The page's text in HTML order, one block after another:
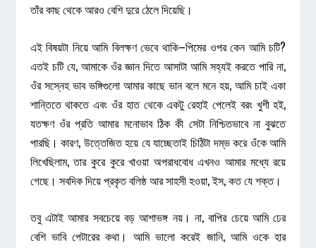
তাঁর কাছ থেকে আরও বেশি দুরে ঠেলে দিয়েছি।
এই বিষয়টা নিয়ে আমি বিলক্ষণ ভেবে থাকি–পিমের ওপর কেন আমি চটি?
এতই চটি যে, আমাকে ওঁর জ্ঞান দিতে আসাটা আমি সহ্যই করতে পারি না,
ওঁর সস্নেহ ভাব ভঙ্গিগুলো আমার কাছে ভান বলে মনে হয়, আমি চাই একা
শান্তিতে থাকতে এবং ওঁর হাত থেকে একটু রেহাই পেলেই বরং খুশী হই,
যতক্ষণ ওঁর প্রতি আমার মনোভাব ঠিক কী সেটা নিশ্চিতভাবে না বুঝতে
পারছি। কারণ, উত্তেজিত হয়ে যে যাচ্ছেতাই চিঠিটা দম্ভ করে ওঁকে আমি
লিখেছিলাম, তার কুরে কুরে খাওয়া অপরাধবোধ এখনও আমার মধ্যে রয়ে
গেছে। সবদিক দিয়ে প্রকৃত বলিষ্ঠ আর সাহসী হওয়া, ইস, কত যে শক্ত।
তবু এটাই আমার সবচেয়ে বড় আশাভঙ্গ নয়। না, বাপির চেয়ে আমি ঢের
বেশি ভাবি পেটারের কথা। আমি ভালো করেই জানি, আমি ওকে হার